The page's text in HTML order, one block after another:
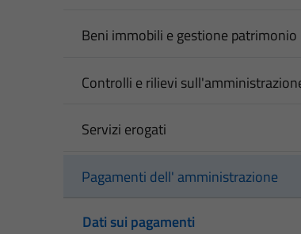
Beni immobili e gestione patrimonio
Controlli e rilievi
Servizi erogati
Pagamenti dell' amministrazione
Dati sui pagamenti